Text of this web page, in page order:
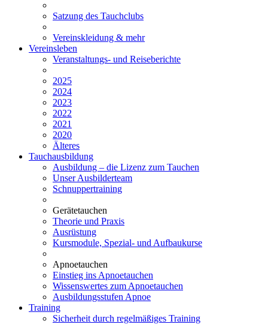
Satzung des Tauchclubs
Vereinskleidung & mehr
Vereinsleben
Veranstaltungs- und Reiseberichte
2025
2024
2023
2022
2021
2020
Älteres
Tauchausbildung
Ausbildung – die Lizenz zum Tauchen
Unser Ausbilderteam
Schnuppertraining
Gerätetauchen
Theorie und Praxis
Ausrüstung
Kursmodule, Spezial- und Aufbaukurse
Apnoetauchen
Einstieg ins Apnoetauchen
Wissenswertes zum Apnoetauchen
Ausbildungsstufen Apnoe
Training
Sicherheit durch regelmäßiges Training